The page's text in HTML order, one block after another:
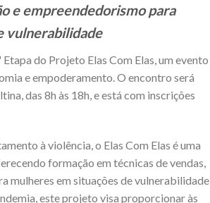
e empreendedorismo para
vulnerabilidade
do Projeto Elas Com Elas, um evento
e empoderamento. O encontro será
das 8h às 18h, e está com inscrições
à violência, o Elas Com Elas é uma
formação em técnicas de vendas,
mulheres em situações de vulnerabilidade
este projeto visa proporcionar às